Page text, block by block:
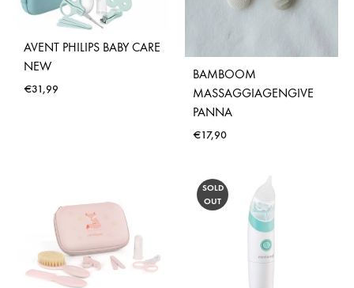
AVENT PHILIPS BABY CARE
NEW
€31,99
BAMBOOM
MASSAGGIAGENGIVE
PANNA
€17,90
SOLD
OUT